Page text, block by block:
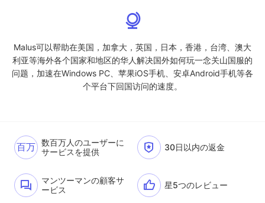
Malus可以帮助在美国，加拿大，英国，日本，香港，台湾、澳大
利亚等海外各个国家和地区的华人解决国外如何玩一念关山国服的
问题，加速在Windows PC、苹果iOS手机、安卓Android手机等各
个平台下回国访问的速度。
百万 数百万人のユーザーに
サービスを提供
30日以内の返金
マンツーマンの顧客サ
ービス
星5つのレビュー